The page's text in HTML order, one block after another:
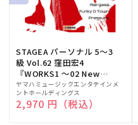
STAGEA パーソナル 5～3
級 Vol.62 窪田宏4
『WORKS1 ～02 New
edition～』
販
売
元:
ヤマハミュージックエンタテインメ
ントホールディングス
通常価格
2,970 円（税込）